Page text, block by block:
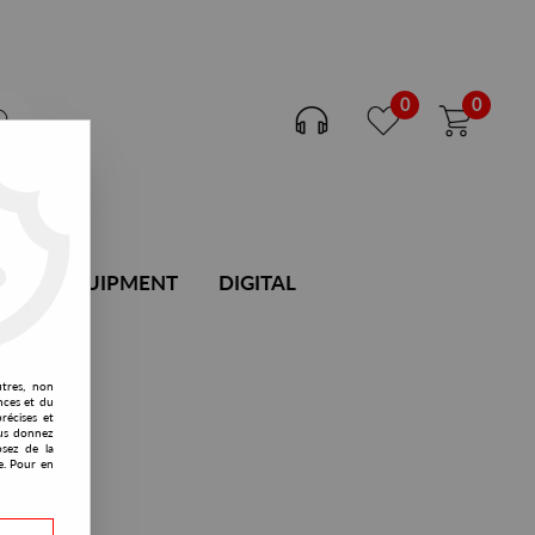
0 0
DJ EQUIPMENT DIGITAL
non
et du
et
donnez
de la
Pour en